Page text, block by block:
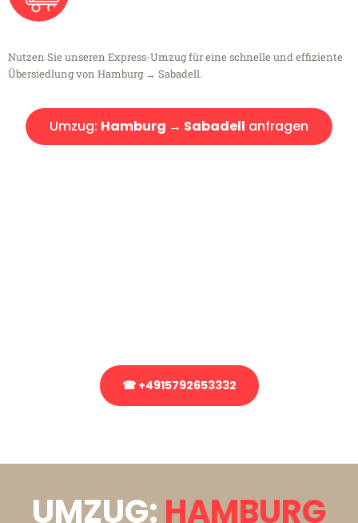
Nutzen Sie unseren Express-Umzug für eine schnelle und effiziente
Übersiedlung von Hamburg → Sabadell.
Umzug: Hamburg → Sabadell anfragen
☎ +4915792653332
UMZUG: HAMBURG